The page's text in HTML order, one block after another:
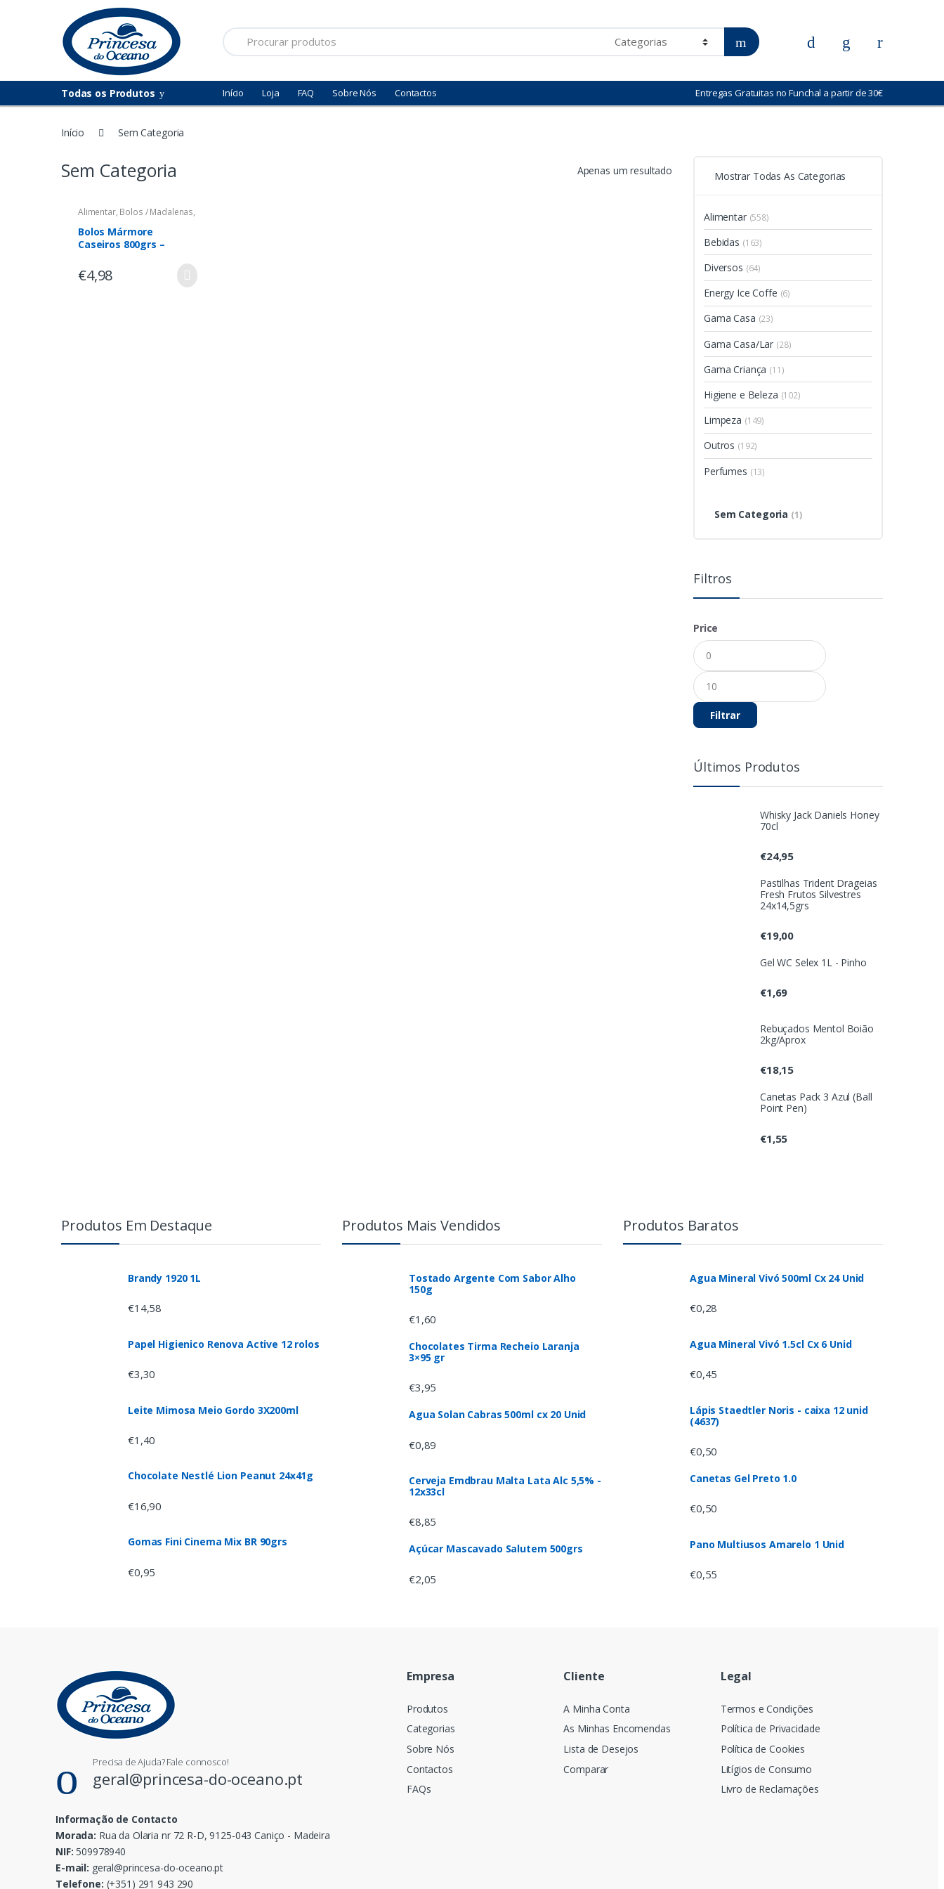
Procurar
por:
Todas os Produtos Início Loja FAQ Sobre Nós Contactos Entregas Gratuitas no Funchal a partir de 30€
Início Sem Categoria
Sem Categoria Apenas um resultado
Alimentar, Bolos / Madalenas,
Sem Categoria
Bolos Mármore
Caseiros 800grs –
€4,98
Mostrar Todas As Categorias
Alimentar (558)
Bebidas (163)
Diversos (64)
Energy Ice Coffe (6)
Gama Casa (23)
Gama Casa/Lar (28)
Gama Criança (11)
Higiene e Beleza (102)
Limpeza (149)
Outros (192)
Perfumes (13)
Sem Categoria (1)
Filtros
Price
Preço
mínimo
Preço
máximo
Filtrar
Últimos Produtos
Whisky Jack Daniels Honey
70cl
€24,95
Pastilhas Trident Drageias
Fresh Frutos Silvestres
24x14,5grs
€19,00
Gel WC Selex 1L - Pinho
€1,69
Rebuçados Mentol Boião
2kg/Aprox
€18,15
Canetas Pack 3 Azul (Ball
Point Pen)
€1,55
Produtos Em Destaque
Brandy 1920 1L
€14,58
Papel Higienico Renova Active 12 rolos
€3,30
Leite Mimosa Meio Gordo 3X200ml
€1,40
Chocolate Nestlé Lion Peanut 24x41g
€16,90
Gomas Fini Cinema Mix BR 90grs
€0,95
Produtos Mais Vendidos
Tostado Argente Com Sabor Alho
150g
€1,60
Chocolates Tirma Recheio Laranja
3×95 gr
€3,95
Agua Solan Cabras 500ml cx 20 Unid
€0,89
Cerveja Emdbrau Malta Lata Alc 5,5% -
12x33cl
€8,85
Açúcar Mascavado Salutem 500grs
€2,05
Produtos Baratos
Agua Mineral Vivó 500ml Cx 24 Unid
€0,28
Agua Mineral Vivó 1.5cl Cx 6 Unid
€0,45
Lápis Staedtler Noris - caixa 12 unid
(4637)
€0,50
Canetas Gel Preto 1.0
€0,50
Pano Multiusos Amarelo 1 Unid
€0,55
Precisa de Ajuda? Fale connosco!
geral@princesa-do-oceano.pt
Informação de Contacto
Morada: Rua da Olaria nr 72 R-D, 9125-043 Caniço - Madeira
NIF: 509978940
E-mail: geral@princesa-do-oceano.pt
Telefone: (+351) 291 943 290
Empresa
Produtos
Categorias
Sobre Nós
Contactos
FAQs
Cliente
A Minha Conta
As Minhas Encomendas
Lista de Desejos
Comparar
Legal
Termos e Condições
Política de Privacidade
Política de Cookies
Litígios de Consumo
Livro de Reclamações